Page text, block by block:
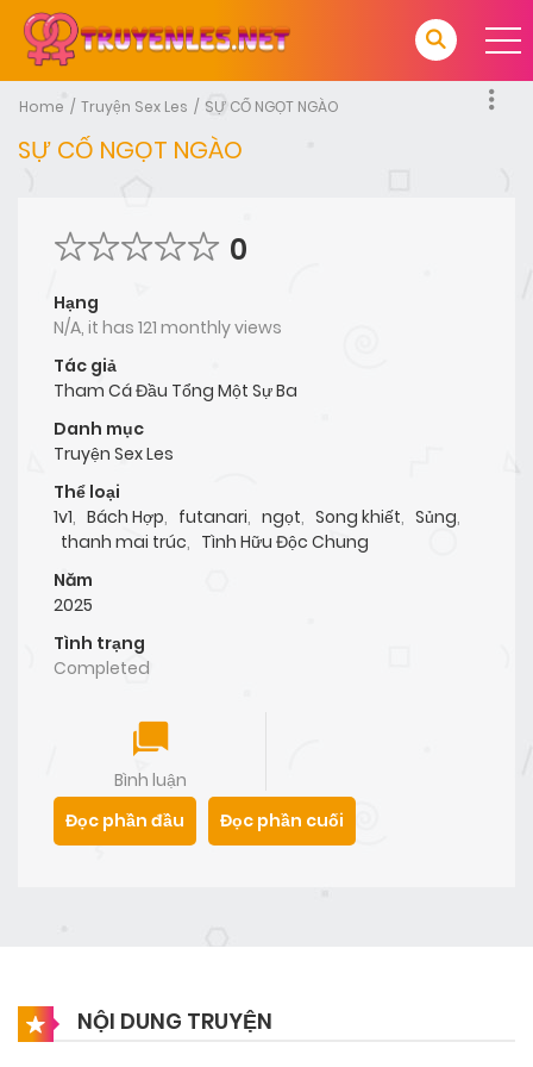
Home Truyện Sex Les SỰ CỐ NGỌT NGÀO
SỰ CỐ NGỌT NGÀO
0
Hạng
N/A, it has 121 monthly views
Tác giả
Tham Cá Đầu Tổng Một Sự Ba
Danh mục
Truyện Sex Les
Thể loại
1v1, Bách Hợp, futanari, ngọt, Song khiết, Sủng,
thanh mai trúc, Tình Hữu Độc Chung
Năm
2025
Tình trạng
Completed
Bình luận
Đọc phần đầu
Đọc phần cuối
NỘI DUNG TRUYỆN